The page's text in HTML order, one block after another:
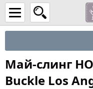
Май-слинг
Buckle Los